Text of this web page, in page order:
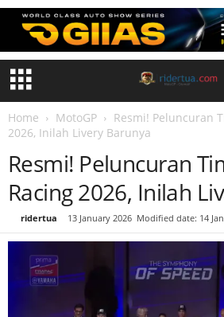
Home MotoGP
Resmi! Peluncuran
2026, Inilah Livery Barunya
Resmi! Peluncuran
Racing 2026, Inilah
ridertua 13 January 2026 Modified date: 14